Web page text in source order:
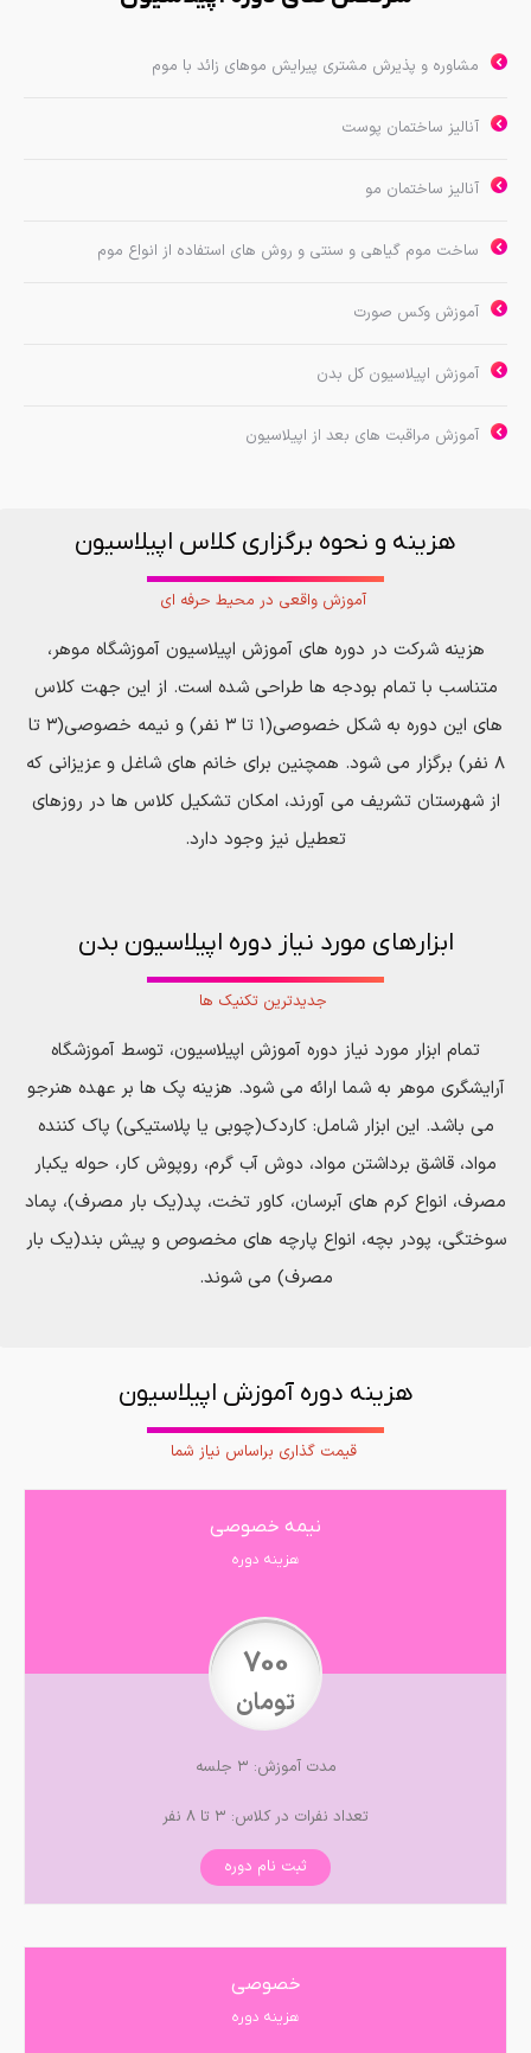
مشاوره و پذیرش مشتری پیرایش موهای زائد با موم
آنالیز ساختمان پوست
آنالیز ساختمان مو
ساخت موم گیاهی و سنتی و روش های استفاده از انواع موم
آموزش وکس صورت
آموزش اپیلاسیون کل بدن
آموزش مراقبت های بعد از اپیلاسیون
هزینه و نحوه برگزاری کلاس اپیلاسیون
آموزش واقعی در محیط حرفه ای
هزینه شرکت در دوره های آموزش اپیلاسیون آموزشگاه موهر،
متناسب با تمام بودجه ها طراحی شده است. از این جهت کلاس
های این دوره به شکل خصوصی(۱ تا ۳ نفر) و نیمه خصوصی(۳ تا
۸ نفر) برگزار می شود. همچنین برای خانم های شاغل و عزیزانی که
از شهرستان تشریف می آورند، امکان تشکیل کلاس ها در روزهای
تعطیل نیز وجود دارد.
ابزارهای مورد نیاز دوره اپیلاسیون بدن
جدیدترین تکنیک ها
تمام ابزار مورد نیاز دوره آموزش اپیلاسیون، توسط آموزشگاه
آرایشگری موهر به شما ارائه می شود. هزینه پک ها بر عهده هنرجو
می باشد. این ابزار شامل: کاردك(چوبی یا پلاستیکی) پاك کننده
مواد، قاشق برداشتن مواد، دوش آب گرم، روپوش کار، حوله یكبار
مصرف، انواع کرم های آبرسان، کاور تخت، پد(یک بار مصرف)، پماد
سوختگی، پودر بچه، انواع پارچه های مخصوص و پیش بند(یك بار
مصرف) می شوند.
هزینه دوره آموزش اپیلاسیون
قیمت گذاری براساس نیاز شما
نیمه خصوصی
هزینه دوره
700
تومان
مدت آموزش: ۳ جلسه
تعداد نفرات در کلاس: ۳ تا ۸ نفر
ثبت نام دوره
خصوصی
هزینه دوره